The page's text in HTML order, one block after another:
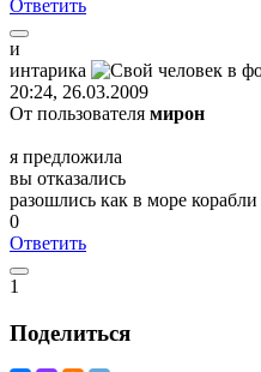
Ответить
и
интарика
20:24, 26.03.2009
От пользователя мирон
я предложила
вы отказались
разошлись как в море корабли
0
Ответить
1
Поделиться